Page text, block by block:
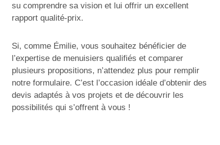
su comprendre sa vision et lui offrir un excellent
rapport qualité-prix.
Si, comme Émilie, vous souhaitez bénéficier de
l’expertise de menuisiers qualifiés et comparer
plusieurs propositions, n’attendez plus pour remplir
notre formulaire. C’est l’occasion idéale d’obtenir des
devis adaptés à vos projets et de découvrir les
possibilités qui s’offrent à vous !